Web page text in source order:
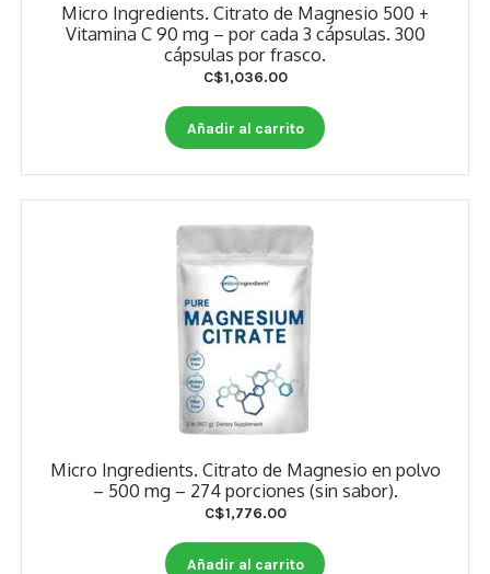
Micro Ingredients. Citrato de Magnesio 500 +
Vitamina C 90 mg – por cada 3 cápsulas. 300
cápsulas por frasco.
C$1,036.00
Añadir al carrito
Micro Ingredients. Citrato de Magnesio en polvo
– 500 mg – 274 porciones (sin sabor).
C$1,776.00
Añadir al carrito